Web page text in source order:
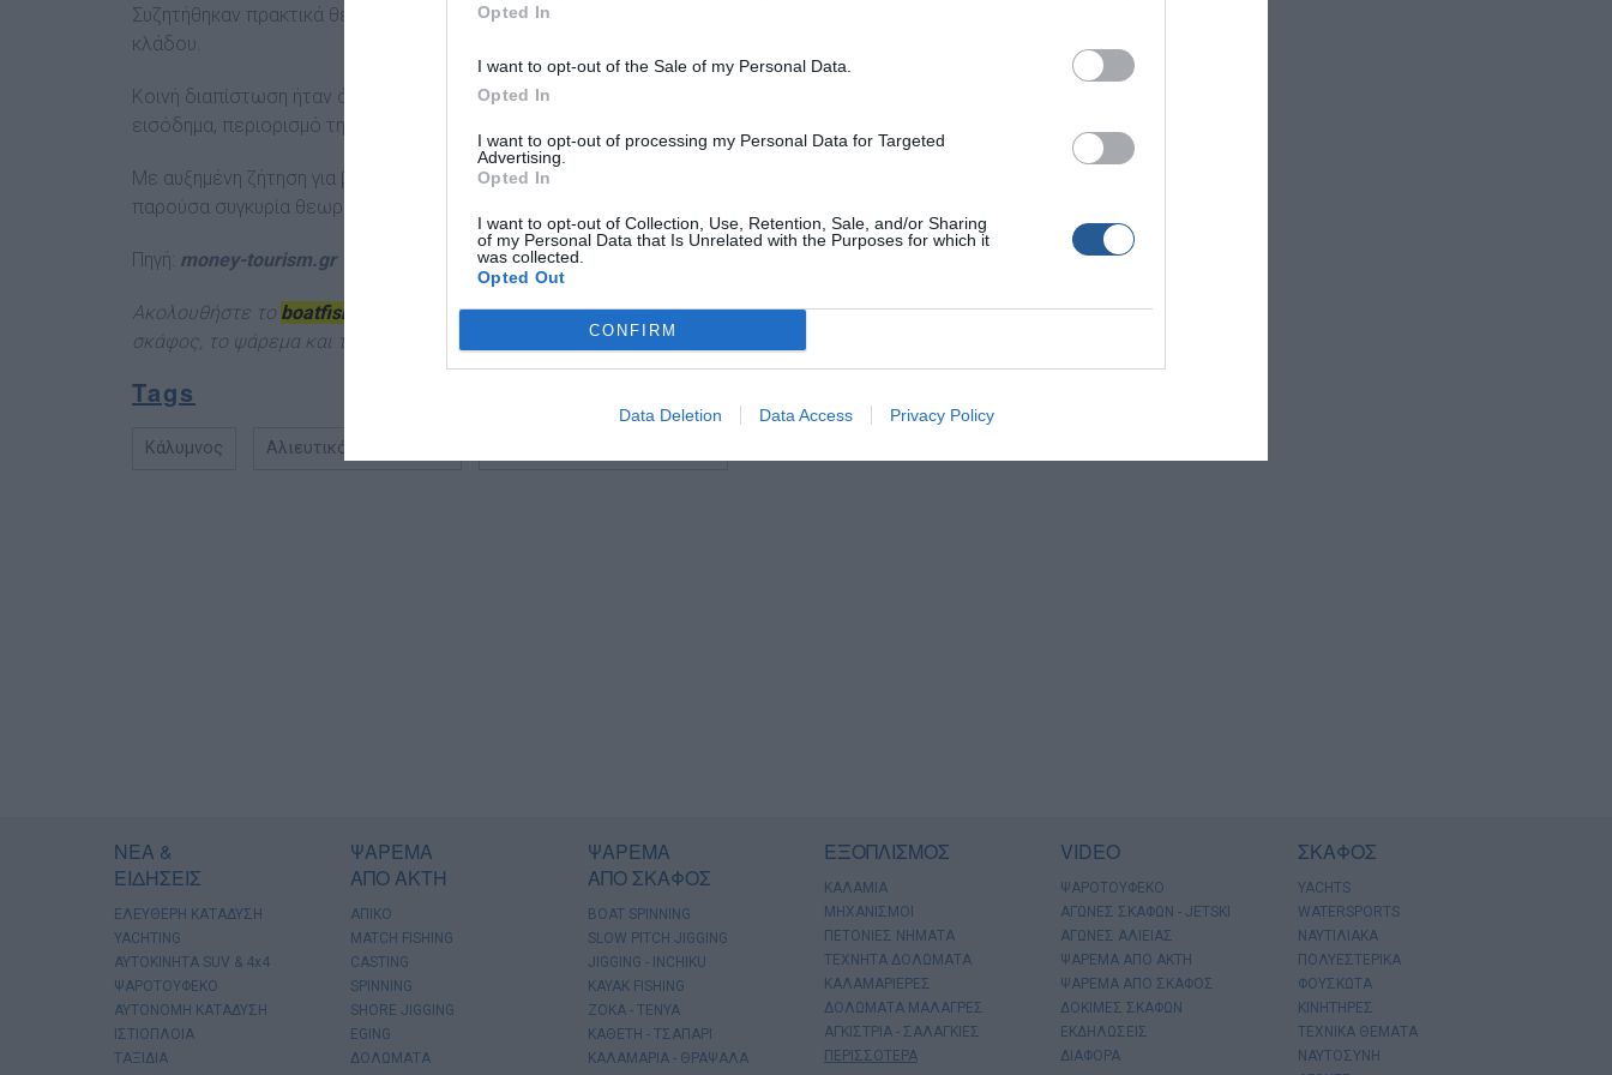
Opted In
I want to opt-out of the Sale of my Personal Data.
Opted In
I want to opt-out of processing my Personal Data for Targeted
Advertising.
Opted In
I want to opt-out of Collection, Use, Retention, Sale, and/or Sharing
of my Personal Data that Is Unrelated with the Purposes for which it
was collected.
Opted Out
CONFIRM
Data Deletion Data Access Privacy Policy
Συζητήθηκαν πρακτικά θέματα λειτουργίας, φορολογία και σημεία που απασχολούν τους επαγγελματίες του
κλάδου.
Κοινή διαπίστωση ήταν ότι ο αλιευτικός τουρισμός αποτελεί
εισόδημα, περιορισμό της περιβαλλοντικής πίεσης και νέες αναπτυξιακές προοπτικές για τα νησιά.
Με αυξημένη ζήτηση για βιωματικές εμπειρίες, διαθέσιμη τεχνογνωσία και ενεργά ευρωπαϊκά προγράμματα, η
παρούσα συγκυρία θεωρείται ιδιαίτερα ευνοϊκή.
Πηγή: money-tourism.gr
Ακολουθήστε το boatfishing.gr στο Google Newsκαι μάθετε πρώτοι όλες τις θαλασσινέςειδήσειςγια το
σκάφος, το ψάρεμα και την κατάδυση από την Ελλάδα και τον κόσμ
Tags
Κάλυμνος Αλιευτικός Τουρισμός
ΝΕΑ &
ΕΙΔΗΣΕΙΣ
ΕΛΕΥΘΕΡΗ ΚΑΤΑΔΥΣΗ
YACHTING
AYTOKINHTA SUV & 4x4
ΨΑΡΟΤΟΥΦΕΚΟ
ΑΥΤΟΝΟΜΗ ΚΑΤΑΔΥΣΗ
ΙΣΤΙΟΠΛΟΙΑ
ΤΑΞΙΔΙΑ
ΨΑΡΕΜΑ
ΑΠΟ ΑΚΤΗ
ΑΠΙΚΟ
MATCH FISHING
CASTING
SPINNING
SHORE JIGGING
EGING
ΔΟΛΩΜΑΤΑ
ΨΑΡΕΜΑ
ΑΠΟ ΣΚΑΦΟΣ
BOAT SPINNING
SLOW PITCH JIGGING
JIGGING - INCHIKU
KAYAK FISHING
ΖΟΚΑ - ΤΕΝΥΑ
ΚΑΘΕΤΗ - ΤΣΑΠΑΡΙ
ΚΑΛΑΜΑΡΙΑ - ΘΡΑΨΑΛΑ
ΕΞΟΠΛΙΣΜΟΣ
ΚΑΛΑΜΙΑ
ΜΗΧΑΝΙΣΜΟΙ
ΠΕΤΟΝΙΕΣ ΝΗΜΑΤΑ
ΤΕΧΝΗΤΑ ΔΟΛΩΜΑΤΑ
ΚΑΛΑΜΑΡΙΕΡΕΣ
ΔΟΛΩΜΑΤΑ ΜΑΛΑΓΡΕΣ
ΑΓΚΙΣΤΡΙΑ - ΣΑΛΑΓΚΙΕΣ
ΠΕΡΙΣΣΟΤΕΡΑ
VIDEO
ΨΑΡΟΤΟΥΦΕΚΟ
ΑΓΩΝΕΣ ΣΚΑΦΩΝ - JETSKI
ΑΓΩΝΕΣ ΑΛΙΕΙΑΣ
ΨΑΡΕΜΑ ΑΠΟ ΑΚΤΗ
ΨΑΡΕΜΑ ΑΠΟ ΣΚΑΦΟΣ
ΔΟΚΙΜΕΣ ΣΚΑΦΩΝ
ΕΚΔΗΛΩΣΕΙΣ
ΔΙΑΦΟΡΑ
ΣΚΑΦΟΣ
YACHTS
WATERSPORTS
ΝΑΥΤΙΛΙΑΚΑ
ΠΟΛΥΕΣΤΕΡΙΚΑ
ΦΟΥΣΚΩΤΑ
ΚΙΝΗΤΗΡΕΣ
ΤΕΧΝΙΚΑ ΘΕΜΑΤΑ
ΝΑΥΤΟΣΥΝΗ